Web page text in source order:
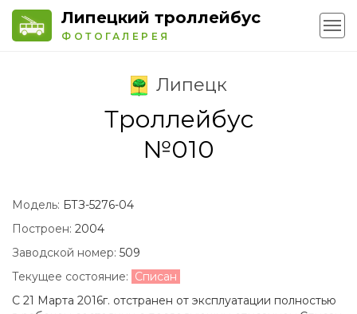
Липецкий троллейбус
ФОТОГАЛЕРЕЯ
Липецк
Троллейбус
№010
Модель: БТЗ-5276-04
Построен: 2004
Заводской номер: 509
Текущее состояние: Списан
С 21 Марта 2016г. отстранен от эксплуатации полностью